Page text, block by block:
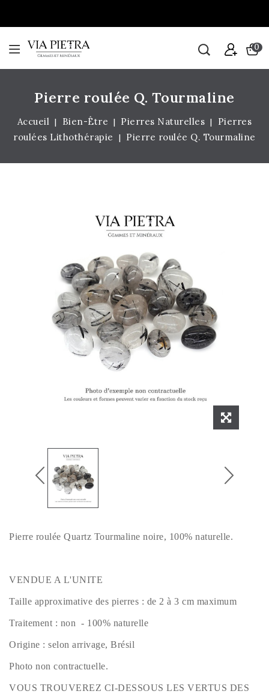
0
Pierre roulée Q. Tourmaline
Accueil Bien-Être Pierres Naturelles
Pierres
roulées Lithothérapie
Pierre roulée Q. Tourmaline
Pierre roulée Quartz Tourmaline noire, 100% naturelle.
VENDUE A L'UNITE
Taille approximative des pierres : de 2 à 3 cm maximum
Traitement : non - 100% naturelle
Origine : selon arrivage, Brésil
Photo non contractuelle.
VOUS TROUVEREZ CI-DESSOUS LES VERTUS DES